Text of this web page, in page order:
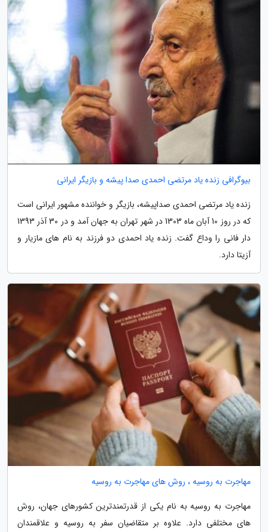
بیوگرافی زنده یاد مرتضی احمدی صدا پیشه و بازیگر ایرانی
زنده یاد مرتضی احمدی صداپیشه، بازیگر و خواننده مشهور ایرانی است
که در روز 10 آبان ماه 1303 در شهر تهران به جهان آمد و در 30 آذر 1393
دار فانی را وداع گفت. زنده یاد احمدی دو فرزند به نام های مازیار و
آزیتا دارد.
مهاجرت به روسیه ، روش های مهاجرت به روسیه
مهاجرت به روسیه به نام یکی از قدرتمندترین کشورهای جهان، روش
های مختلفی دارد. علاوه بر متقاضیان سفر به روسیه و علاقمندان